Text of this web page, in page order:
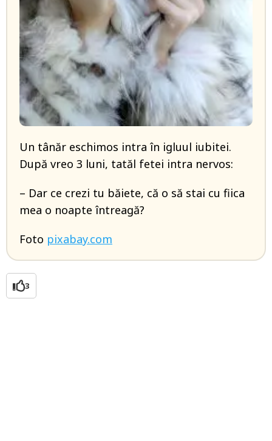
Un tânăr eschimos intra în igluul iubitei.
După vreo 3 luni, tatăl fetei intra nervos:
– Dar ce crezi tu băiete, că o să stai cu fiica
mea o noapte întreagă?
Foto pixabay.com
3